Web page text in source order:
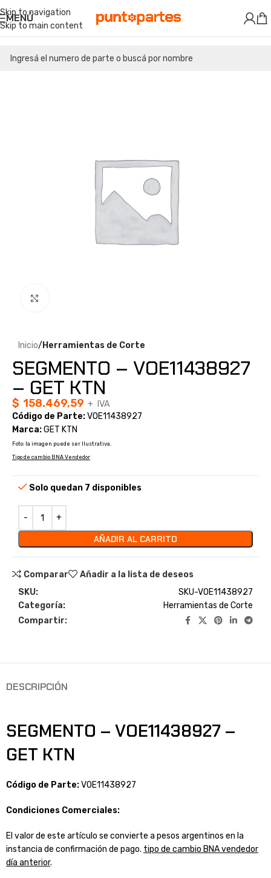
Skip to navigation
Skip to main content
MENÚ
Inicio Herramientas de Corte
SEGMENTO – VOE11438927
– GET KTN
$ 158.469,59 + IVA
Código de Parte:VOE11438927
Marca:GET KTN
Foto: la imagen puede ser Ilustrativa.
Tipo de cambio BNA Vendedor
Solo quedan 7 disponibles
AÑADIR AL CARRITO
Comparar
Añadir a la lista de deseos
SKU:
SKU-VOE11438927
Categoría:
Herramientas de Corte
Compartir:
DESCRIPCIÓN
SEGMENTO – VOE11438927 –
GET KTN
Código de Parte:VOE11438927
Condiciones Comerciales:
El valor de este artículo se convierte a pesos argentinos en la
instancia de confirmación de pago. tipo de cambio BNA vendedor
día anterior.